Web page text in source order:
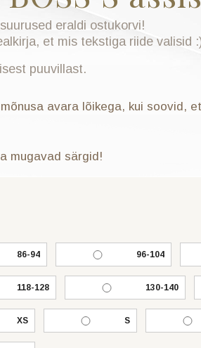
eraldi ostukorvi!
et mis tekstiga riide valisid
puuvillast.
avara lõikega, kui soovid,
mugavad särgid!
86-94 96-104
118-128 130-140
XS S